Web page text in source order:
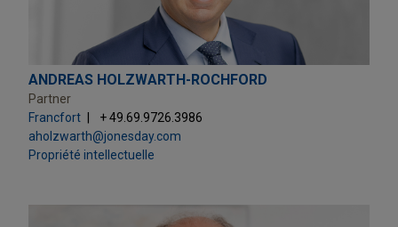
ANDREAS HOLZWARTH-ROCHFORD
Partner
Francfort
+ 49.69.9726.3986
aholzwarth@jonesday.com
Propriété intellectuelle